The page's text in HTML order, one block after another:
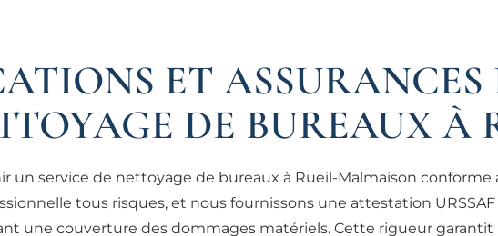
ET
DE BUREAUX
un service de nettoyage de bureaux à Rueil-Malmaison
tous risques, et nous fournissons une attestation
une couverture des dommages matériels. Cette rigueur